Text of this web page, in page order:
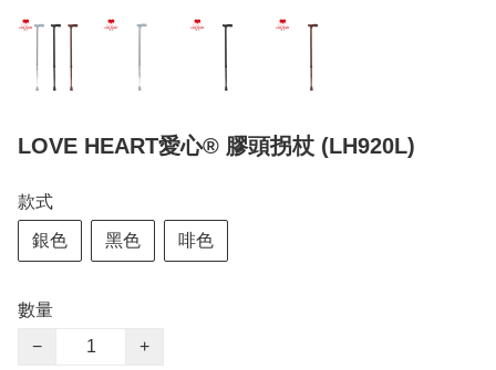
LOVE HEART愛心® 膠頭拐杖 (LH920L)
款式
銀色 黑色 啡色
數量
−
+